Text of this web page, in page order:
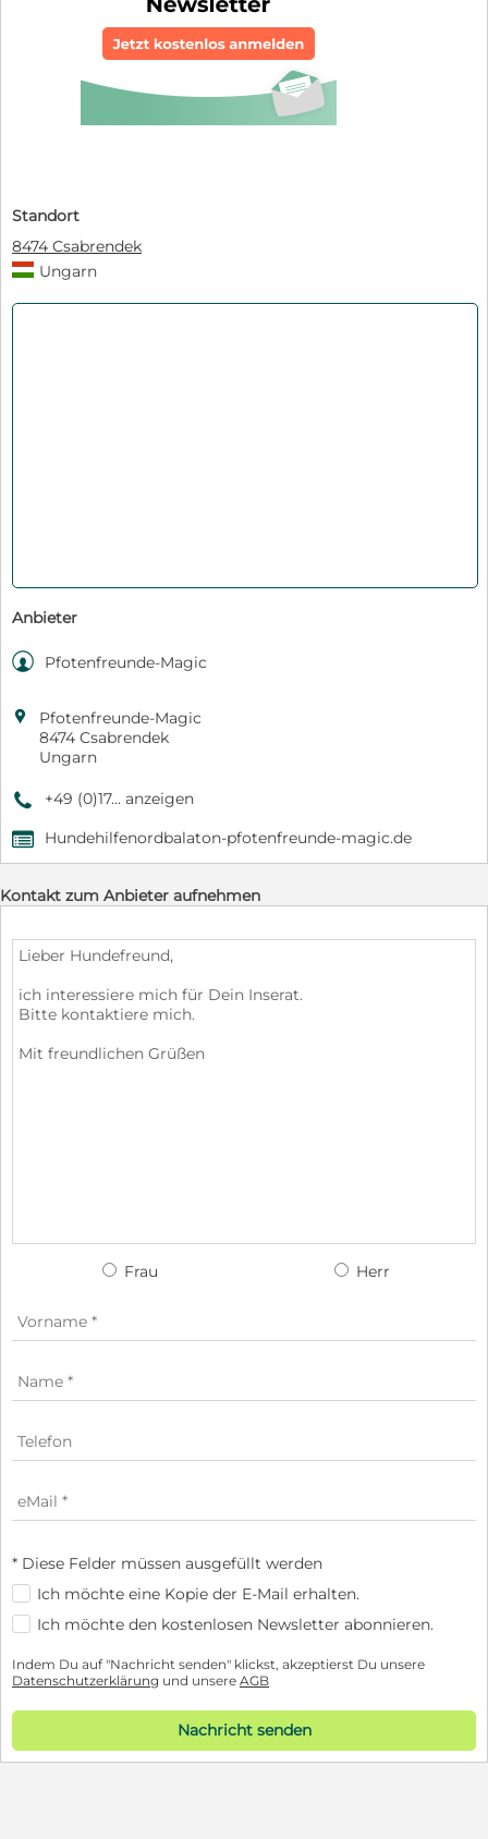
Standort
8474 Csabrendek
Ungarn
Anbieter
 Pfotenfreunde-Magic

Pfotenfreunde-Magic
8474 Csabrendek
Ungarn
9 +49 (0)17... anzeigen
, Hundehilfenordbalaton-pfotenfreunde-magic.de
Kontakt zum Anbieter aufnehmen
Frau Herr
* Diese Felder müssen ausgefüllt werden
Ich möchte eine Kopie der E-Mail erhalten.
Ich möchte den kostenlosen Newsletter abonnieren.
Indem Du auf "Nachricht senden" klickst, akzeptierst Du unsere
Datenschutzerklärung und unsere AGB
Nachricht senden